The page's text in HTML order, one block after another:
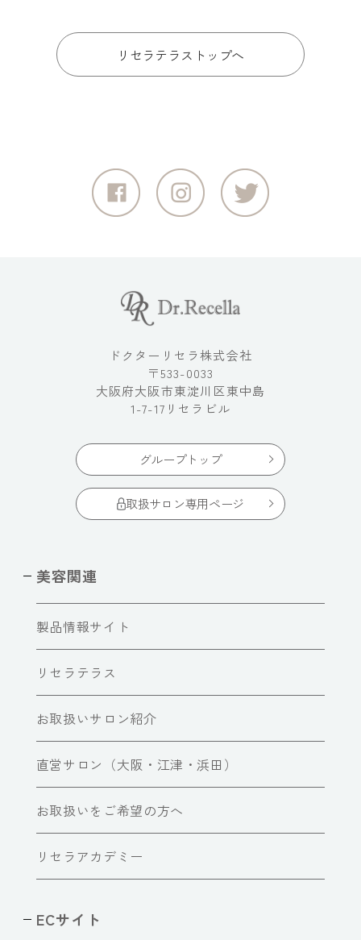
リセラテラストップへ
ドクターリセラ株式会社
〒533-0033
大阪府大阪市東淀川区東中島
1-7-17リセラビル
グループトップ
取扱サロン専用ページ
美容関連
製品情報サイト
リセラテラス
お取扱いサロン紹介
直営サロン（大阪・江津・浜田）
お取扱いをご希望の方へ
リセラアカデミー
ECサイト